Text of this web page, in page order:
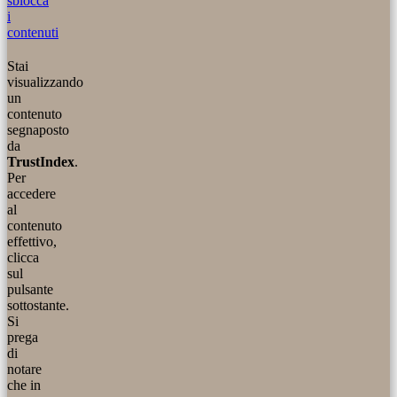
i
contenuti
Stai
visualizzando
un
contenuto
segnaposto
da
TrustIndex.
Per
accedere
al
contenuto
effettivo,
clicca
sul
pulsante
sottostante.
Si
prega
di
notare
che in